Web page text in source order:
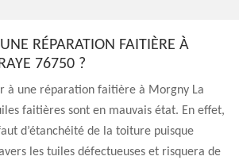
RÉPARATION FAITIÈRE À
76750 ?
à une réparation faitière à Morgny La
faitières sont en mauvais état. En effet,
d’étanchéité de la toiture puisque
les tuiles défectueuses et risquera de